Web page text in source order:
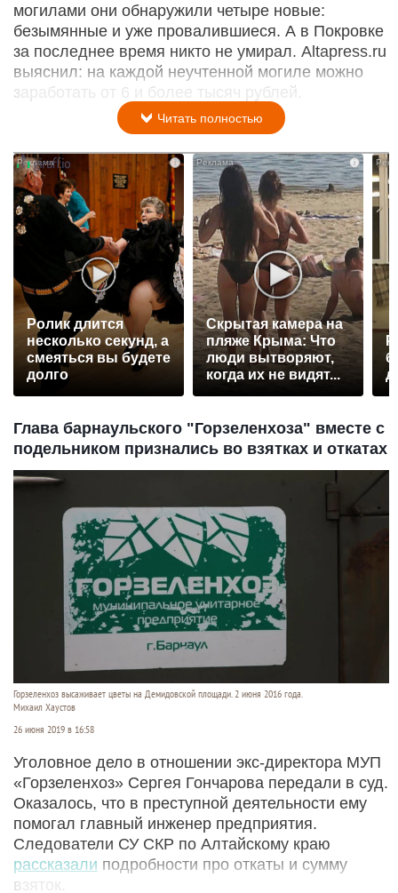
могилами они обнаружили четыре новые:
безымянные и уже провалившиеся. А в Покровке
за последнее время никто не умирал. Altapress.ru
выяснил: на каждой неучтенной могиле можно
заработать от 6 и более тысяч рублей.
Читать полностью
Ролик длится
несколько секунд, а
смеяться вы будете
долго
i
Скрытая камера на
пляже Крыма: Что
люди вытворяют,
когда их не видят...
Глава барнаульского "Горзеленхоза" вместе с
подельником признались во взятках и откатах
Горзеленхоз высаживает цветы на Демидовской площади. 2 июня 2016 года.
Михаил Хаустов
26 июня 2019 в 16:58
Уголовное дело в отношении экс-директора МУП
«Горзеленхоз» Сергея Гончарова передали в суд.
Оказалось, что в преступной деятельности ему
помогал главный инженер предприятия.
Следователи СУ СКР по Алтайскому краю
рассказали подробности про откаты и сумму
взяток.